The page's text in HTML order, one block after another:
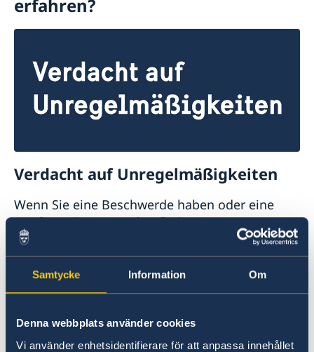
Samtycke Information Om
Denna webbplats använder cookies
Vi använder enhetsidentifierare för att anpassa innehållet
erfahren?
Verdacht auf Unregelmäßigkeiten
Wenn Sie eine Beschwerde haben oder eine
Straftat oder Unregelmäßigkeit im
Zusammenhang mit der Tätigkeit des
schwedischen Auswärtigen Dienstes vermuten,
können Sie dies dem schwedischen
Außenministerium melden.
Beschwerde gegen den Auswärtigen
Dienst einreichen (Englisch)